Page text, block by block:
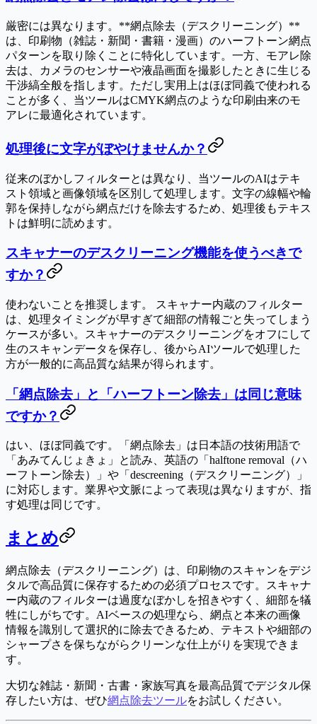
厳密には異なります。**網点除去（デスクリーニング）**
は、印刷物（雑誌・新聞・書籍・漫画）のハーフトーン網点
パターンを取り除くことに特化しています。一方、 モアレ除
去は、カメラのセンサーや液晶画面を撮影したときに生じる
干渉縞全般を指します。ただし実用上はほぼ同義で使われる
ことが多く、当ツールはCMYK網点のような印刷由来のモ
アレに最適化されています。
処理後に文字がぼやけませんか？
従来のぼかしフィルターとは異なり、当ツールのAIはテキ
スト領域と画像領域を区別して処理します。文字の線幅や輪
郭を保持しながら網点だけを除去するため、処理後もテキス
トは鮮明に読めます。
スキャナーのデスクリーニング機能を使うべきで
すか？
使わないことを推奨します。
スキャナー内蔵のフィルター
は、処理タイミングが早すぎて細部の情報ごと失ってしまう
ケースが多い。スキャナーのデスクリーニングをオフにして
生のスキャンデータを保存し、後からAIツールで処理した
方が一般的に高品質な結果が得られます。
「網点除去」と「ハーフトーン除去」は同じ意味
ですか？
はい、ほぼ同義です。「網点除去」は日本語の技術用語で
「あみてんじょきょ」と読み、英語の「halftone removal（ハ
ーフトーン除去）」や「descreening（デスクリーニング）」
に対応します。業界や文脈によって表現は異なりますが、指
す処理は同じです。
まとめ
網点除去（デスクリーニング）は、印刷物のスキャンをデジ
タルで高品質に保存するための必須プロセスです。スキャナ
ー内蔵のフィルターは過度なぼかしを招きやすく、細部を犠
牲にしがちです。AIベースの処理なら、網点と本来の画像
情報を識別して選択的に除去できるため、テキストや細部の
シャープさを保ちながらクリーンな仕上がりを実現できま
す。
大切な雑誌・新聞・古書・家族写真を最高品質でデジタル保
存したい方は、ぜひ網点除去ツールをお試しください。